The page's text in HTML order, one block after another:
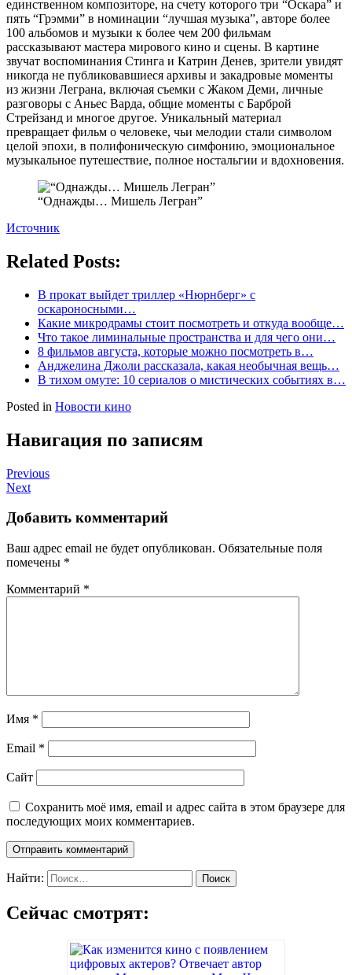
единственном композиторе, на счету которого три “Оскара” и
пять “Грэмми” в номинации “лучшая музыка”, авторе более
100 альбомов и музыки к более чем 200 фильмам
рассказывают мастера мирового кино и сцены. В картине
звучат воспоминания Стинга и Катрин Денев, зрители увидят
никогда не публиковавшиеся архивы и закадровые моменты
из жизни Леграна, включая съемки с Жаком Деми, личные
разговоры с Аньес Варда, общие моменты с Барброй
Стрейзанд и многое другое. Уникальный материал
превращает фильм о человеке, чьи мелодии стали символом
целой эпохи, в полифоническую симфонию, эмоциональное
музыкальное путешествие, полное ностальгии и вдохновения.
“Однажды… Мишель Легран”
Источник
Related Posts:
В прокат выйдет триллер «Нюрнберг» с
оскароносными…
Какие микродрамы стоит посмотреть и откуда вообще…
Что такое лиминальные пространства и для чего они…
8 фильмов августа, которые можно посмотреть в…
Анджелина Джоли рассказала, какая необычная вещь…
В тихом омуте: 10 сериалов о мистических событиях в…
Posted in Новости кино
Навигация по записям
Previous
Next
Добавить комментарий
Ваш адрес email не будет опубликован. Обязательные поля
помечены *
Комментарий *
Имя *
Email *
Сайт
Сохранить моё имя, email и адрес сайта в этом браузере для
последующих моих комментариев.
Найти:
Сейчас смотрят: